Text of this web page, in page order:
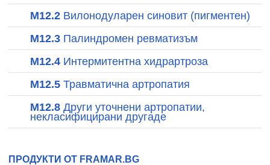
M12.2 Вилонодуларен синовит (пигментен)
M12.3 Палиндромен ревматизъм
M12.4 Интермитентна хидрартроза
M12.5 Травматична артропатия
M12.8 Други уточнени артропатии,
некласифицирани другаде
ПРОДУКТИ ОТ FRAMAR.BG